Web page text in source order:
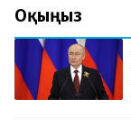
Оқыңыз